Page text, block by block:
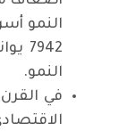
النمو
النمو.
في